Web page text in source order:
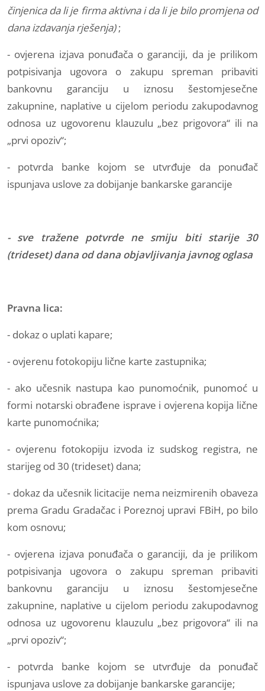
činjenica da li je firma aktivna i da li je bilo promjena od
dana izdavanja rješenja);
- ovjerena izjava ponuđača o garanciji, da je prilikom
potpisivanja ugovora o zakupu spreman pribaviti
bankovnu garanciju u iznosu šestomjesečne
zakupnine, naplative u cijelom periodu zakupodavnog
odnosa uz ugovorenu klauzulu „bez prigovora“ ili na
„prvi opoziv“;
- potvrda banke kojom se utvrđuje da ponuđač
ispunjava uslove za dobijanje bankarske garancije
- sve tražene potvrde ne smiju biti starije 30
(trideset) dana od dana objavljivanja javnog oglasa
Pravna lica:
- dokaz o uplati kapare;
- ovjerenu fotokopiju lične karte zastupnika;
- ako učesnik nastupa kao punomoćnik, punomoć u
formi notarski obrađene isprave i ovjerena kopija lične
karte punomoćnika;
- ovjerenu fotokopiju izvoda iz sudskog registra, ne
starijeg od 30 (trideset) dana;
- dokaz da učesnik licitacije nema neizmirenih obaveza
prema Gradu Gradačac i Poreznoj upravi FBiH, po bilo
kom osnovu;
- ovjerena izjava ponuđača o garanciji, da je prilikom
potpisivanja ugovora o zakupu spreman pribaviti
bankovnu garanciju u iznosu šestomjesečne
zakupnine, naplative u cijelom periodu zakupodavnog
odnosa uz ugovorenu klauzulu „bez prigovora“ ili na
„prvi opoziv“;
- potvrda banke kojom se utvrđuje da ponuđač
ispunjava uslove za dobijanje bankarske garancije;